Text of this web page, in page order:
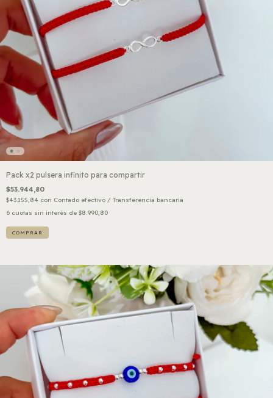
Pack x2 pulsera infinito para compartir
$53.944,80
$43.155,84 con Contado efectivo / Transferencia bancaria
6 cuotas sin interés de $8.990,80